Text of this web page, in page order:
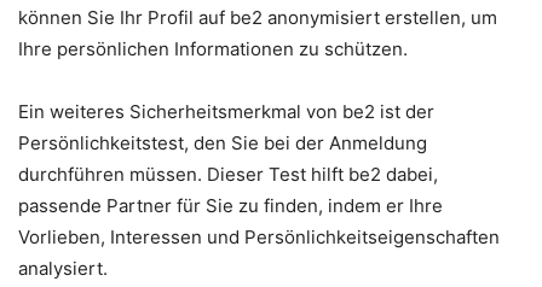
können Sie Ihr Profil auf be2 anonymisiert erstellen, um
Ihre persönlichen Informationen zu schützen.
Ein weiteres Sicherheitsmerkmal von be2 ist der
Persönlichkeitstest, den Sie bei der Anmeldung
durchführen müssen. Dieser Test hilft be2 dabei,
passende Partner für Sie zu finden, indem er Ihre
Vorlieben, Interessen und Persönlichkeitseigenschaften
analysiert.